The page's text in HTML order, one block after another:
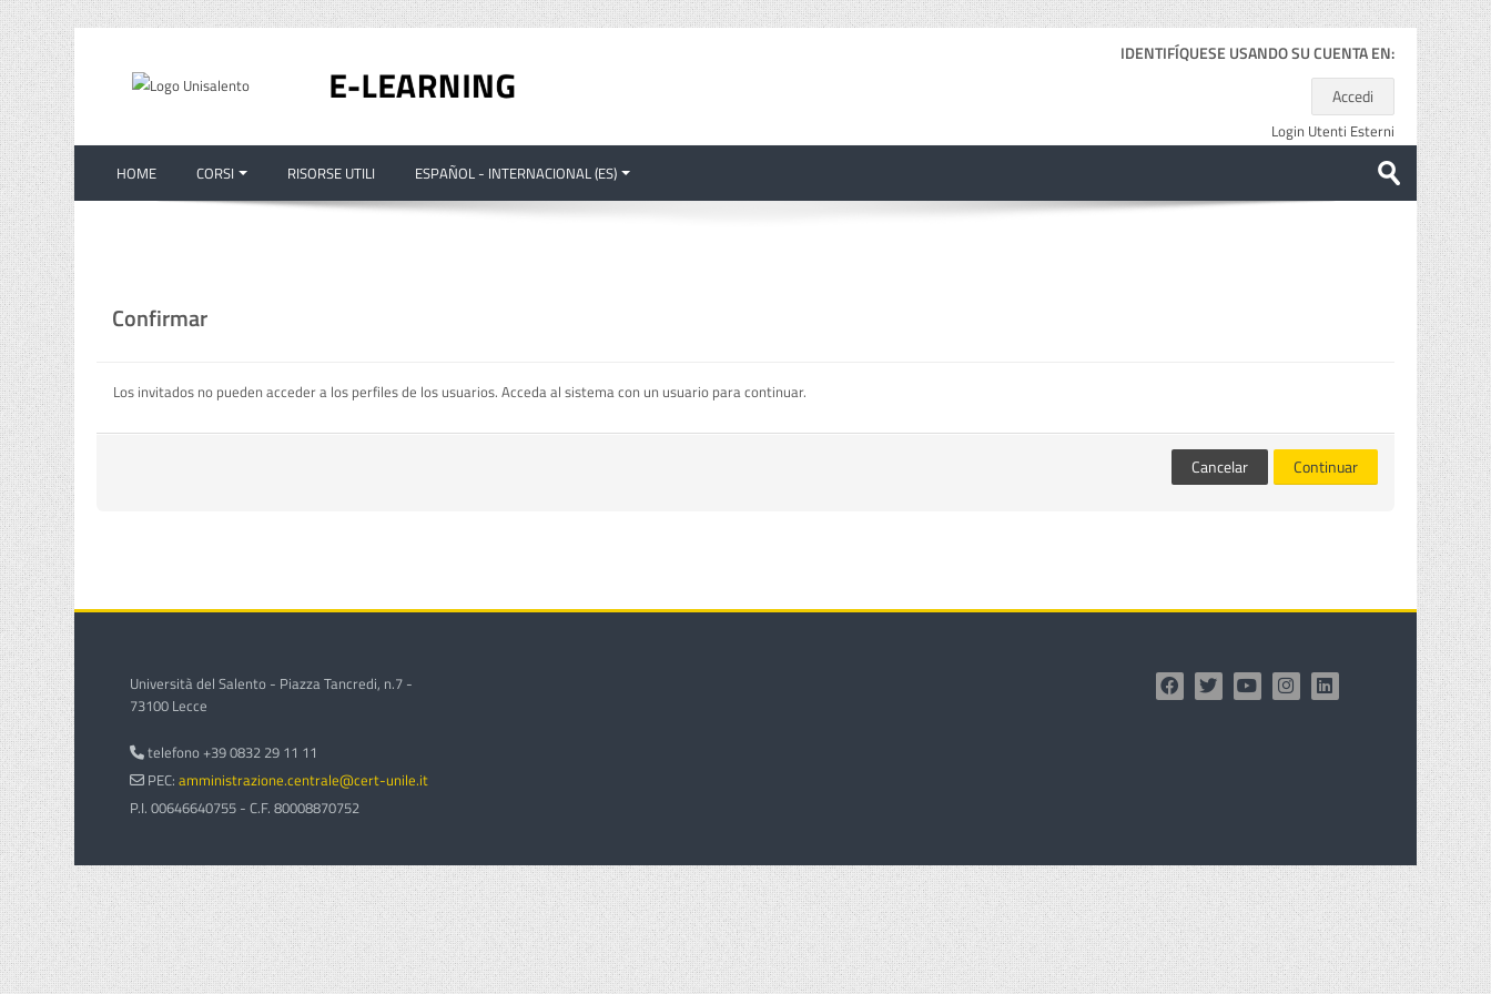
Salta al contenido principal
IDENTIFÍQUESE USANDO SU CUENTA EN:
Accedi
Login Utenti Esterni
HOME CORSI RISORSE UTILI ESPAÑOL - INTERNACIONAL ‎(ES)‎ Enviar
Confirmar
Los invitados no pueden acceder a los perfiles de los usuarios. Acceda al sistema con un usuario para continuar.
Cancelar Continuar
Università del Salento - Piazza Tancredi, n.7 -
73100 Lecce
telefono +39 0832 29 11 11
PEC:amministrazione.centrale@cert-unile.it
P.I. 00646640755 - C.F. 80008870752